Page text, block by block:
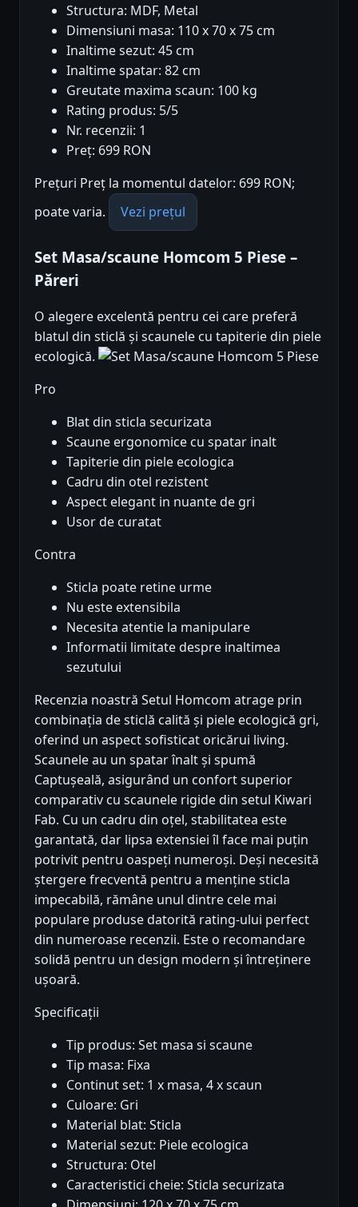
Structura: MDF, Metal
Dimensiuni masa: 110 x 70 x 75 cm
Inaltime sezut: 45 cm
Inaltime spatar: 82 cm
Greutate maxima scaun: 100 kg
Rating produs: 5/5
Nr. recenzii: 1
Preț: 699 RON
Prețuri Preț la momentul datelor: 699 RON;
poate varia.
Vezi prețul
Set Masa/scaune Homcom 5 Piese –
Păreri
O alegere excelentă pentru cei care preferă
blatul din sticlă și scaunele cu tapiterie din piele
ecologică.
Pro
Blat din sticla securizata
Scaune ergonomice cu spatar inalt
Tapiterie din piele ecologica
Cadru din otel rezistent
Aspect elegant in nuante de gri
Usor de curatat
Contra
Sticla poate retine urme
Nu este extensibila
Necesita atentie la manipulare
Informatii limitate despre inaltimea
sezutului
Recenzia noastră Setul Homcom atrage prin
combinația de sticlă calită și piele ecologică gri,
oferind un aspect sofisticat oricărui living.
Scaunele au un spatar înalt și spumă
Captușeală, asigurând un confort superior
comparativ cu scaunele rigide din setul Kiwari
Fab. Cu un cadru din oțel, stabilitatea este
garantată, dar lipsa extensiei îl face mai puțin
potrivit pentru oaspeți numeroși. Deși necesită
ștergere frecventă pentru a menține sticla
impecabilă, rămâne unul dintre cele mai
populare produse datorită rating-ului perfect
din numeroase recenzii. Este o recomandare
solidă pentru un design modern și întreținere
ușoară.
Specificații
Tip produs: Set masa si scaune
Tip masa: Fixa
Continut set: 1 x masa, 4 x scaun
Culoare: Gri
Material blat: Sticla
Material sezut: Piele ecologica
Structura: Otel
Caracteristici cheie: Sticla securizata